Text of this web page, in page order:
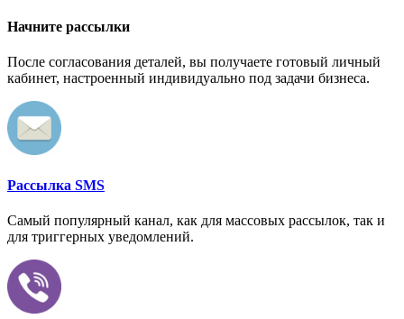
Начните рассылки
После согласования деталей, вы получаете готовый личный
кабинет, настроенный индивидуально под задачи бизнеса.
Рассылка SMS
Самый популярный канал, как для массовых рассылок, так и
для триггерных уведомлений.